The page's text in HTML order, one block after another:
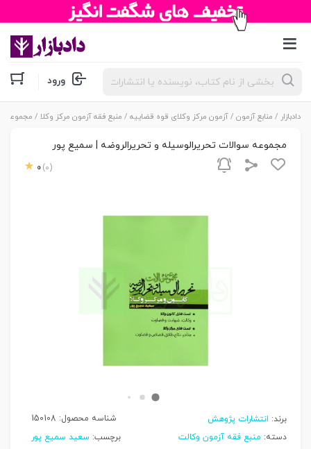
جستجوی
محصولات ورود
دادبازار / منابع آزمون /آزمون مرکز وکلای قوه قضاییه / منبع فقه آزمون مرکز وکلا / مجموعه
مجموعه سوالات تحریرالوسیله و تحریرالروضه | سمیع پور
0 (0)
برند: انتشارات پژوهش شناسه محصول: 150108
دسته: منبع فقه آزمون وکالت برچسب: سعید سمیع پور